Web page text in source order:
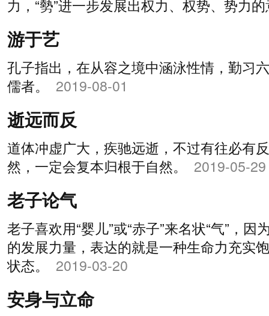
力，“勢”进一步发展出权力、权势、势力
游于艺
孔子指出，在从容之境中涵泳性情，勤习
儒者。 2019-08-01
逝远而反
道体冲虚广大，疾驰远逝，不过有往必有
然，一定会复本归根于自然。 2019-05-29
老子论气
老子喜欢用“婴儿”或“赤子”来名状“气”，
的发展力量，表达的就是一种生命力充实
状态。 2019-03-20
安身与立命